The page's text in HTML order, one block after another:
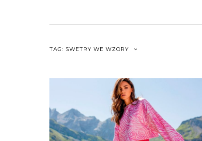
TAG: SWETRY WE WZORY